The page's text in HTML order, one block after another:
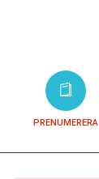
PRENUMERERA